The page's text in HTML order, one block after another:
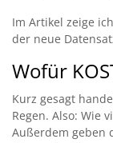
Im Artikel zeige
der neue
Wofür
Kurz gesagt
Regen. Also: Wie
Außerdem geben